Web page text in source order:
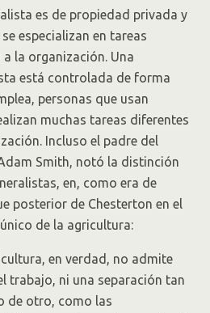
es de propiedad privada y
especializan en tareas
la organización. Una
está controlada de forma
personas que usan
muchas tareas diferentes
Incluso el padre del
Smith, notó la distinción
en, como era de
posterior de Chesterton en el
de la agricultura:
en verdad, no admite
trabajo, ni una separación tan
de otro, como las